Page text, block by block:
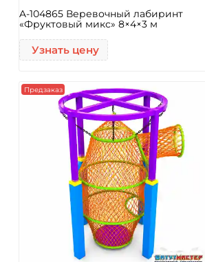
A-104865 Веревочный лабиринт
«Фруктовый микс» 8×4×3 м
Узнать цену
Предзаказ